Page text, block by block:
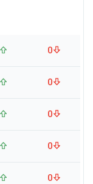
0
0
0
0
0